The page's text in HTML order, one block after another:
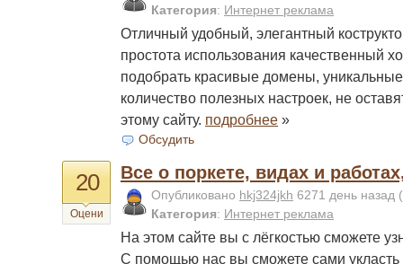
Категория: Интернет реклама
Отличный удобный, элегантный
простота использования качественный
подобрать красивые домены,
количество полезных настроек, не
этому сайту. подробнее »
Обсудить
20
Оцени
Все о поркете, видах и
Опубликовано hkj324jkh 6271 день назад (
Категория: Интернет реклама
На этом сайте вы с лёгкостью сможете
С помощью нас вы сможете сами укласть